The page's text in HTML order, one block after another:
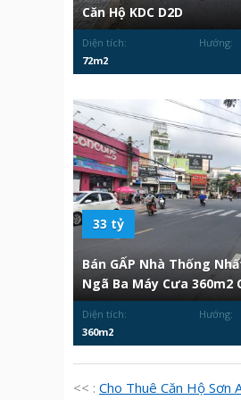
Căn Hộ KDC D2D
Diện tích:
72m2
Hướng:
33 tỷ
Bán GẤP Nhà Thống
Ngã Ba Máy Cưa 360m2
Diện tích:
360m2
Hướng:
<< : Cho Thuê Căn Hộ Sơn